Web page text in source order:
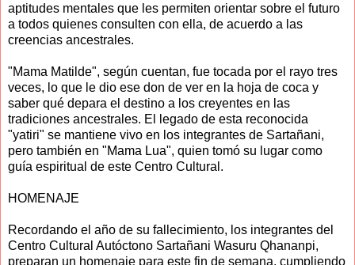
aptitudes mentales que les permiten orientar sobre el futuro
a todos quienes consulten con ella, de acuerdo a las
creencias ancestrales.
"Mama Matilde", según cuentan, fue tocada por el rayo tres
veces, lo que le dio ese don de ver en la hoja de coca y
saber qué depara el destino a los creyentes en las
tradiciones ancestrales. El legado de esta reconocida
"yatiri" se mantiene vivo en los integrantes de Sartañani,
pero también en "Mama Lua", quien tomó su lugar como
guía espiritual de este Centro Cultural.
HOMENAJE
Recordando el año de su fallecimiento, los integrantes del
Centro Cultural Autóctono Sartañani Wasuru Qhananpi,
preparan un homenaje para este fin de semana, cumpliendo